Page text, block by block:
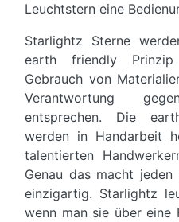
Leuchtstern eine
Starlightz Sterne
earth friendly
Gebrauch von
Verantwortung
entsprechen. Die
werden in Handarbeit
talentierten
Genau das macht
einzigartig. Starlightz
wenn man sie über eine